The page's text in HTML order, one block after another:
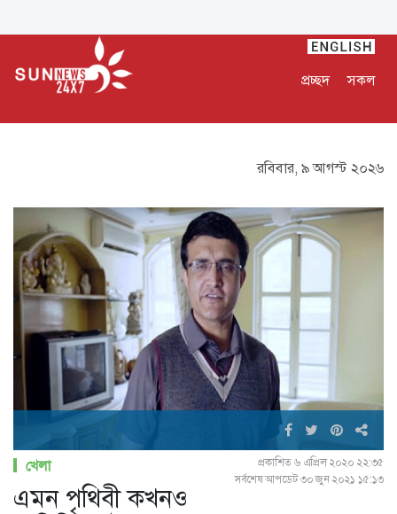
প্রচ্ছদ সকল
রবিবার, ৯ আগস্ট ২০২৬
খেলা
প্রকাশিত ৬ এপ্রিল ২০২০ ২২:৩৫
সর্বশেষ আপডেট ৩০ জুন ২০২১ ১৫:১৩
এমন পৃথিবী কখনও